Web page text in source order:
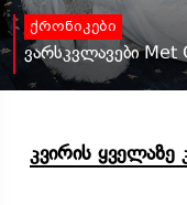
ქრონიკები
ვარსკვლავები
კვირის ყველაზე